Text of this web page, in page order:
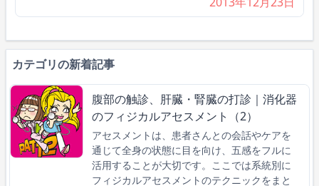
カテゴリの新着記事
腹部の触診、肝臓・腎臓の打診｜消化器
のフィジカルアセスメント（2）
アセスメントは、患者さんとの会話やケアを
通じて全身の状態に目を向け、五感をフルに
活用することが大切です。ここでは系統別に
フィジカルアセスメントのテクニックをまと